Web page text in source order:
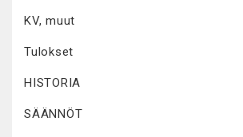
KV, muut
Tulokset
HISTORIA
SÄÄNNÖT